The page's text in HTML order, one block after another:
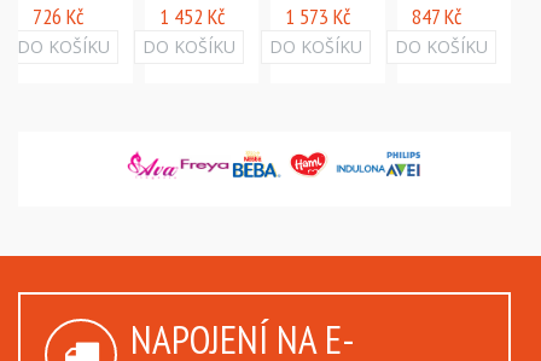
726 Kč
DO KOŠÍKU
1 452 Kč
DO KOŠÍKU
1 573 Kč
DO KOŠÍKU
847 Kč
DO KOŠÍKU
NAPOJENÍ NA E-